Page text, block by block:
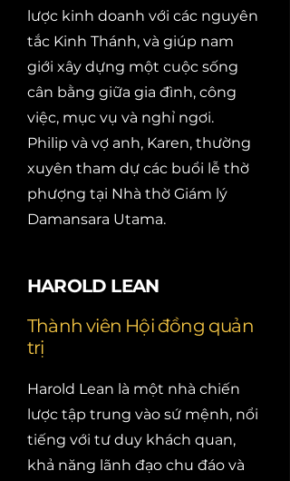
lược kinh doanh với các nguyên
tắc Kinh Thánh, và giúp nam
giới xây dựng một cuộc sống
cân bằng giữa gia đình, công
việc, mục vụ và nghỉ ngơi.
Philip và vợ anh, Karen, thường
xuyên tham dự các buổi lễ thờ
phượng tại Nhà thờ Giám lý
Damansara Utama.
HAROLD LEAN
Thành viên Hội đồng quản
trị
Harold Lean là một nhà chiến
lược tập trung vào sứ mệnh, nổi
tiếng với tư duy khách quan,
khả năng lãnh đạo chu đáo và